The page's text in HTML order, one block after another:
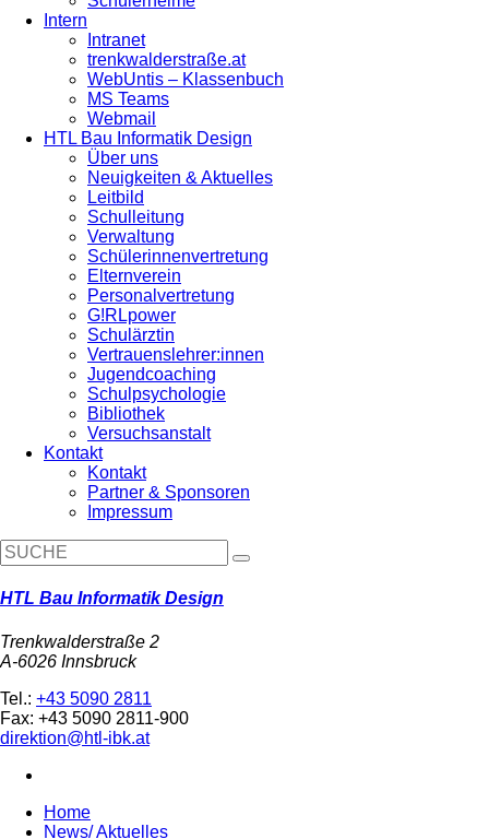
Intern
Intranet
trenkwalderstraße.at
WebUntis – Klassenbuch
MS Teams
Webmail
HTL Bau Informatik Design
Über uns
Neuigkeiten & Aktuelles
Leitbild
Schulleitung
Verwaltung
Schülerinnenvertretung
Elternverein
Personalvertretung
G!RLpower
Schulärztin
Vertrauenslehrer:innen
Jugendcoaching
Schulpsychologie
Bibliothek
Versuchsanstalt
Kontakt
Kontakt
Partner & Sponsoren
Impressum
HTL Bau Informatik Design
Trenkwalderstraße 2
A-6026 Innsbruck
Tel.: +43 5090 2811
Fax: +43 5090 2811-900
direktion@htl-ibk.at
Home
News/ Aktuelles